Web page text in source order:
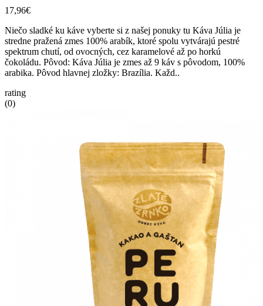
17,96€
Niečo sladké ku káve vyberte si z našej ponuky tu Káva Júlia je
stredne pražená zmes 100% arabík, ktoré spolu vytvárajú pestré
spektrum chutí, od ovocných, cez karamelové až po horkú
čokoládu. Pôvod: Káva Júlia je zmes až 9 káv s pôvodom, 100%
arabika. Pôvod hlavnej zložky: Brazília. Každ..
rating
(0)